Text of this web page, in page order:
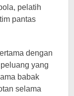
pelatih
pantas
dengan
yang
babak
selama